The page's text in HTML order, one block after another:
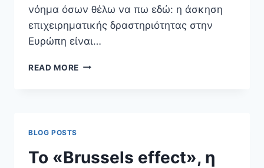
νόημα όσων θέλω να πω εδώ: η άσκηση
επιχειρηματικής δραστηριότητας στην
Ευρώπη είναι…
READ MORE THE
BLOG POSTS
To «Brussels effect», η